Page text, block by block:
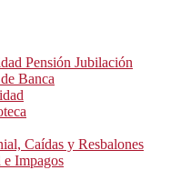
Pensión Jubilación
Banca
Caídas y Resbalones
e Impagos